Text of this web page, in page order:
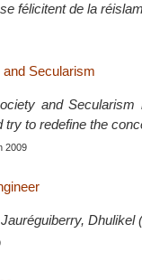
félicitent de la
Secularism
and
try to redefine the
2009
Dhulikel